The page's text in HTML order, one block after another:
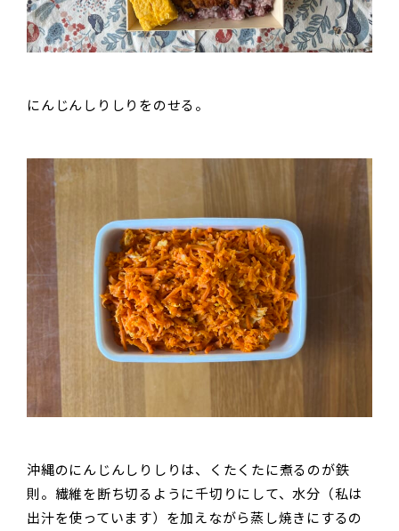
にんじんしりしりをのせる。
沖縄のにんじんしりしりは、くたくたに煮るのが鉄
則。繊維を断ち切るように千切りにして、水分（私は
出汁を使っています）を加えながら蒸し焼きにするの